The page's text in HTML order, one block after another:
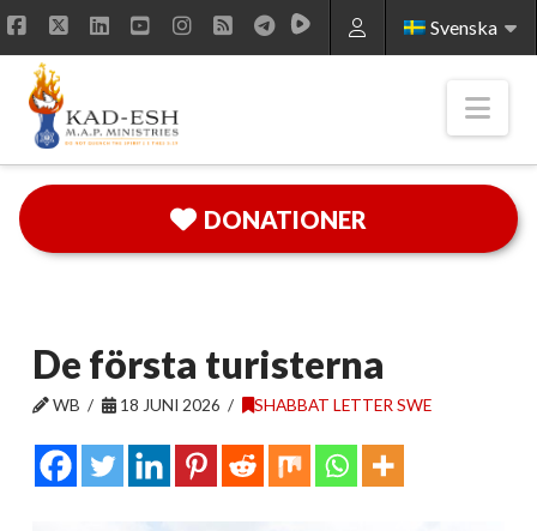
Svenska
Facebook
X LinkedInYouTubeInstagram
RSS
DONATIONER
De första turisterna
WB 18 JUNI 2026 SHABBAT LETTER SWE